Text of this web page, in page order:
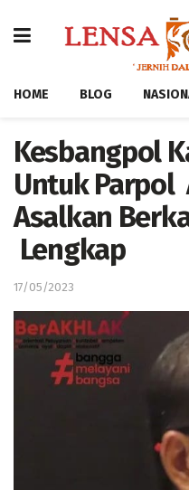
HOME BLOG
Kesbangpol
Untuk Parpol
Asalkan
Lengkap
17/05/2023